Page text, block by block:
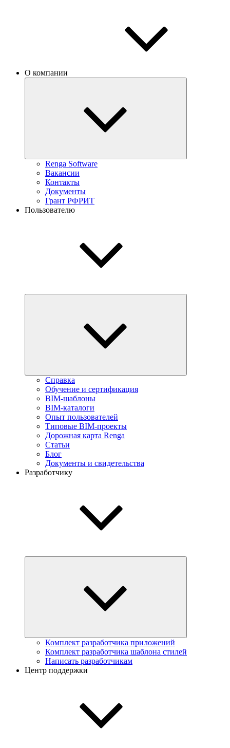
О компании
Renga Software
Вакансии
Контакты
Документы
Грант РФРИТ
Пользователю
Справка
Обучение и сертификация
BIM-шаблоны
BIM-каталоги
Опыт пользователей
Типовые BIM-проекты
Дорожная карта Renga
Статьи
Блог
Документы и свидетельства
Разработчику
Комплект разработчика приложений
Комплект разработчика шаблона стилей
Написать разработчикам
Центр поддержки